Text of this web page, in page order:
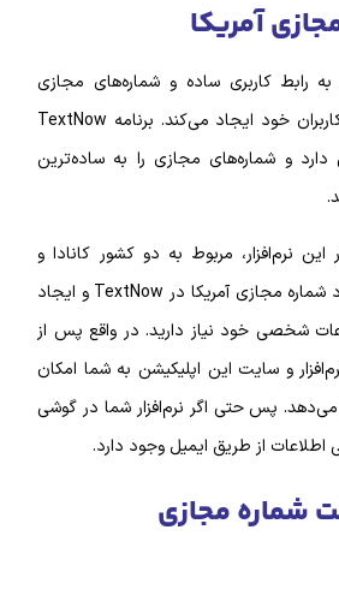
آمریکا
به رابط کاربری ساده و شماره‌های مجازی
مختلفی است که برای کاربران خود ایجاد می‌کند. برنامه Text‌Now
دارد و شماره‌های مجازی را به ساده‌ترین
نرم‌افزار، مربوط به دو کشور کانادا و
برای ایجاد شماره مجازی آمریکا در Text‌Now و ایجاد
شخصی خود نیاز دارید. در واقع پس از
و سایت این اپلیکیشن به شما امکان
پس حتی اگر نرم‌افزار شما در گوشی
اطلاعات از طریق ایمیل وجود دارد.
شماره مجازی